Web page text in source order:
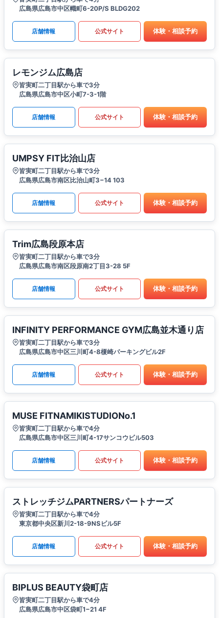
広島県広島市中区幟町6-20P/S BLDG202
店舗情報 公式サイト 体験・相談予約
レモンジム広島店
皆実町二丁目駅から車で3分
広島県広島市中区小町7-3-1階
店舗情報 公式サイト 体験・相談予約
UMPSY FIT比治山店
皆実町二丁目駅から車で3分
広島県広島市南区比治山町3−14 103
店舗情報 公式サイト 体験・相談予約
Trim広島段原本店
皆実町二丁目駅から車で3分
広島県広島市南区段原南2丁目3-28 5F
店舗情報 公式サイト 体験・相談予約
INFINITY PERFORMANCE GYM広島並木通り店
皆実町二丁目駅から車で3分
広島県広島市中区三川町4-8榎崎パーキングビル2F
店舗情報 公式サイト 体験・相談予約
MUSE FITNAMIKISTUDIONo.1
皆実町二丁目駅から車で4分
広島県広島市中区三川町4-17サンコウビル503
店舗情報 公式サイト 体験・相談予約
ストレッチジムPARTNERSパートナーズ
皆実町二丁目駅から車で4分
東京都中央区新川2-18-9NSビル5F
店舗情報 公式サイト 体験・相談予約
BIPLUS BEAUTY袋町店
皆実町二丁目駅から車で4分
広島県広島市中区袋町1−21 4F